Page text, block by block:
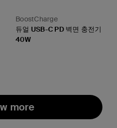
BoostCharge
듀얼 USB-C PD 벽면 충전기
40W
more